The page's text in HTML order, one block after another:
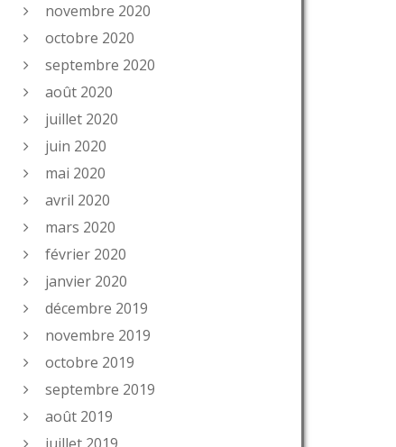
novembre 2020
octobre 2020
septembre 2020
août 2020
juillet 2020
juin 2020
mai 2020
avril 2020
mars 2020
février 2020
janvier 2020
décembre 2019
novembre 2019
octobre 2019
septembre 2019
août 2019